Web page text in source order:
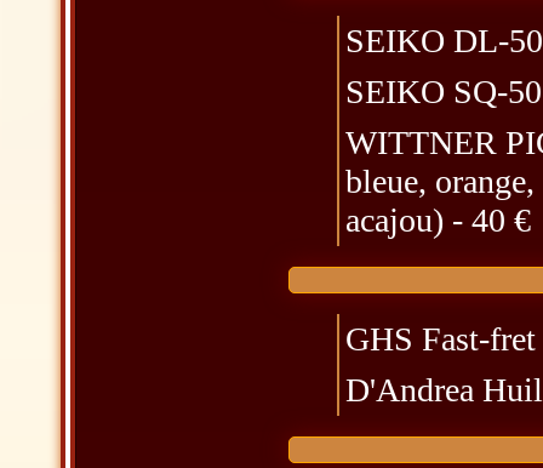
SEIKO DL-
SEIKO SQ-
WITTNER
bleue,
acajou) - 40 €
GHS Fast-
D'Andrea